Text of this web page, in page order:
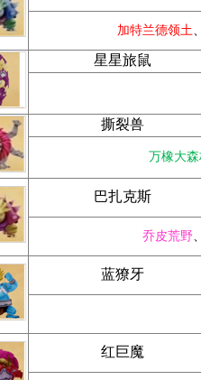
加特兰德领土
星星旅鼠
撕裂兽
万橡大森
巴扎克斯
乔皮荒野
蓝獠牙
红巨魔